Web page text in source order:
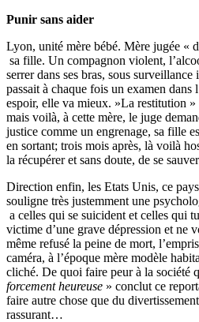
Punir sans aider
Lyon, unité mère bébé. Mère jugée «
sa fille. Un compagnon violent,
serrer dans ses bras, sous
passait à chaque fois un examen
espoir, elle va mieux. »La restitution
mais voilà, à cette mère, le juge
justice comme un engrenage, sa fille
en sortant; trois mois après, là voilà
la récupérer et sans doute, de se
Direction enfin, les Etats Unis, ce pays
souligne très justemment une
a celles qui se suicident et celles qui
victime d’une grave dépression et ne
même refusé la peine de mort,
caméra, à l’époque mère modèle
cliché. De quoi faire peur à la société
forcement heureuse » conclut ce
faire autre chose que du
rassurant…